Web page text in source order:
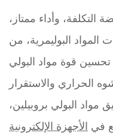
التكلفة، وأداء ممتاز،
البوليمرية، من
قوة مواد البولي
الحراري والاستقرار
مواد البولي بروبيلين،
في الأجهزة الإلكترونية